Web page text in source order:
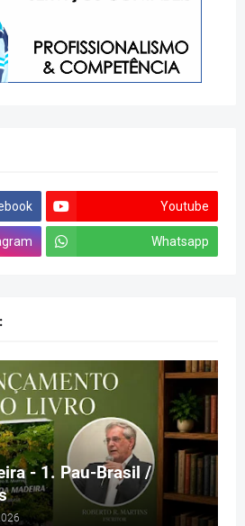
Youtube
Whatsapp
- 1. Pau-Brasil /